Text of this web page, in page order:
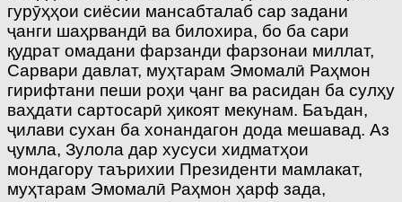
гурӯҳҳои сиёсии мансабталаб сар задани
ҷанги шаҳрвандӣ ва билохира, бо ба сари
қудрат омадани фарзанди фарзонаи миллат,
Сарвари давлат, муҳтарам Эмомалӣ Раҳмон
гирифтани пеши роҳи ҷанг ва расидан ба сулҳу
ваҳдати сартосарӣ ҳикоят мекунам. Баъдан,
ҷилави сухан ба хонандагон дода мешавад. Аз
ҷумла, Зулола дар хусуси хидматҳои
мондагору таърихии Президенти мамлакат,
муҳтарам Эмомалӣ Раҳмон ҳарф зада,